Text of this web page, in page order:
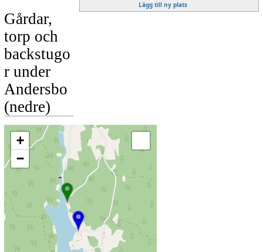
Lägg till ny plats
Gårdar,
torp och
backstugo
r under
Andersbo
(nedre)
+
−